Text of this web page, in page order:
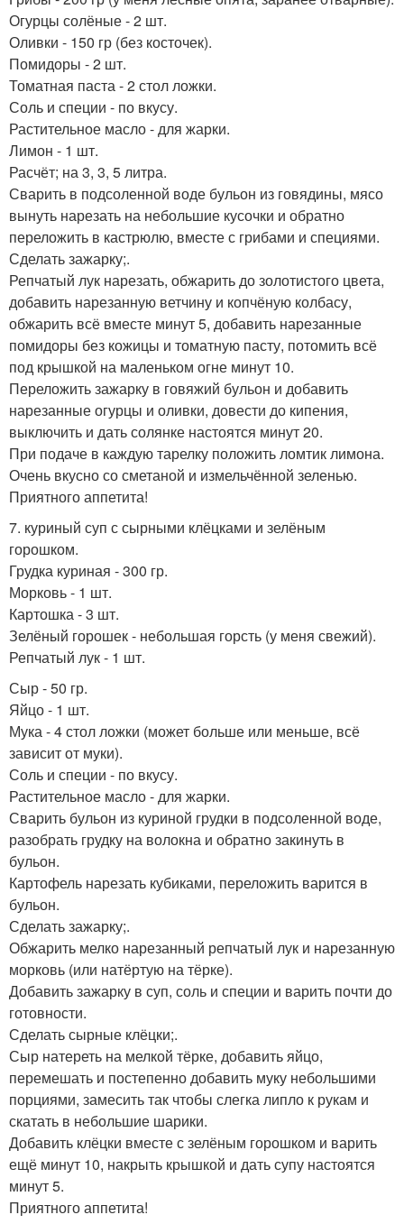
Огурцы солёные - 2 шт.
Оливки - 150 гр (без косточек).
Помидоры - 2 шт.
Томатная паста - 2 стол ложки.
Соль и специи - по вкусу.
Растительное масло - для жарки.
Лимон - 1 шт.
Расчёт; на 3, 3, 5 литра.
Сварить в подсоленной воде бульон из говядины, мясо
вынуть нарезать на небольшие кусочки и обратно
переложить в кастрюлю, вместе с грибами и специями.
Сделать зажарку;.
Репчатый лук нарезать, обжарить до золотистого цвета,
добавить нарезанную ветчину и копчёную колбасу,
обжарить всё вместе минут 5, добавить нарезанные
помидоры без кожицы и томатную пасту, потомить всё
под крышкой на маленьком огне минут 10.
Переложить зажарку в говяжий бульон и добавить
нарезанные огурцы и оливки, довести до кипения,
выключить и дать солянке настоятся минут 20.
При подаче в каждую тарелку положить ломтик лимона.
Очень вкусно со сметаной и измельчённой зеленью.
Приятного аппетита!
7. куриный суп с сырными клёцками и зелёным
горошком.
Грудка куриная - 300 гр.
Морковь - 1 шт.
Картошка - 3 шт.
Зелёный горошек - небольшая горсть (у меня свежий).
Репчатый лук - 1 шт.
Сыр - 50 гр.
Яйцо - 1 шт.
Мука - 4 стол ложки (может больше или меньше, всё
зависит от муки).
Соль и специи - по вкусу.
Растительное масло - для жарки.
Сварить бульон из куриной грудки в подсоленной воде,
разобрать грудку на волокна и обратно закинуть в
бульон.
Картофель нарезать кубиками, переложить варится в
бульон.
Сделать зажарку;.
Обжарить мелко нарезанный репчатый лук и нарезанную
морковь (или натёртую на тёрке).
Добавить зажарку в суп, соль и специи и варить почти до
готовности.
Сделать сырные клёцки;.
Сыр натереть на мелкой тёрке, добавить яйцо,
перемешать и постепенно добавить муку небольшими
порциями, замесить так чтобы слегка липло к рукам и
скатать в небольшие шарики.
Добавить клёцки вместе с зелёным горошком и варить
ещё минут 10, накрыть крышкой и дать супу настоятся
минут 5.
Приятного аппетита!